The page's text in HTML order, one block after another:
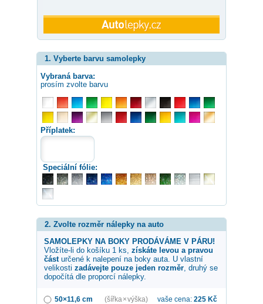
1. Vyberte barvu samolepky
Vybraná barva:
prosím zvolte barvu
Příplatek:
Speciální fólie:
2. Zvolte rozměr nálepky na auto
SAMOLEPKY NA BOKY PRODÁVÁME V PÁRU!
Vložíte-li do košíku 1 ks, získáte levou a pravou
částurčené k nalepení na boky auta. U vlastní
velikosti zadávejte pouze jeden rozměr, druhý se
dopočítá dle proporcí nálepky.
50×11,6 cm (šířka × výška) vaše cena: 225 Kč